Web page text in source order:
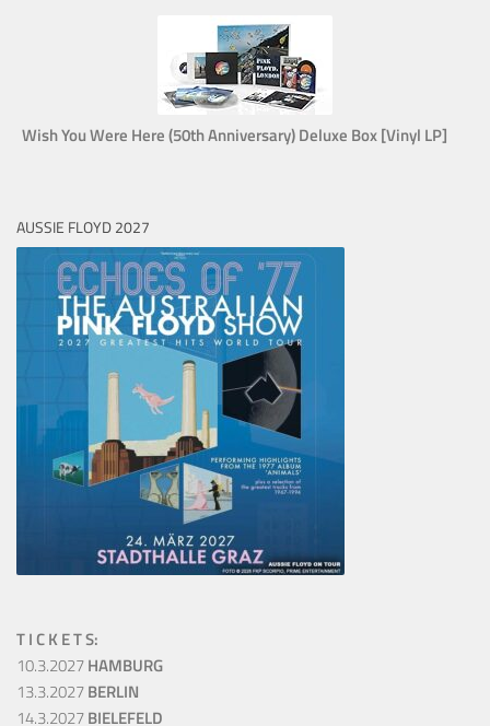
Wish You Were Here (50th Anniversary) Deluxe Box [Vinyl LP]
AUSSIE FLOYD 2027
T I C K E T S:
10.3.2027HAMBURG
13.3.2027BERLIN
14.3.2027BIELEFELD